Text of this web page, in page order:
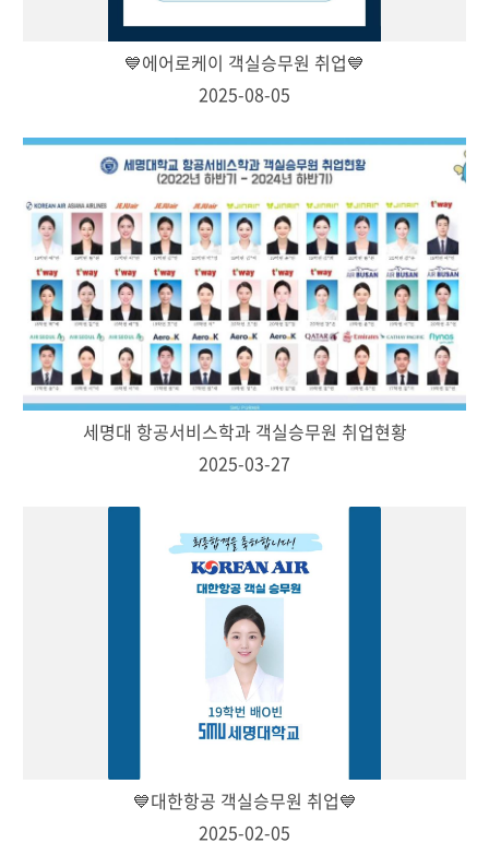
💙에어로케이 객실승무원 취업💙
2025-08-05
세명대 항공서비스학과 객실승무원 취업현황
2025-03-27
💙대한항공 객실승무원 취업💙
2025-02-05